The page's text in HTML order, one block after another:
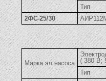
Тип
2ФС-25/30
Марка эл.насоса
( 380 В;
Тип